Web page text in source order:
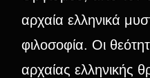
αρχαία ελληνικά
φιλοσοφία. Οι
αρχαίας ελληνικής